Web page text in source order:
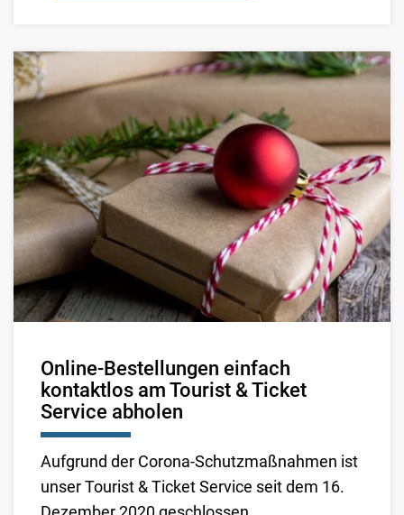
Online-Bestellungen einfach
kontaktlos am Tourist & Ticket
Service abholen
Aufgrund der Corona-Schutzmaßnahmen ist
unser Tourist & Ticket Service seit dem 16.